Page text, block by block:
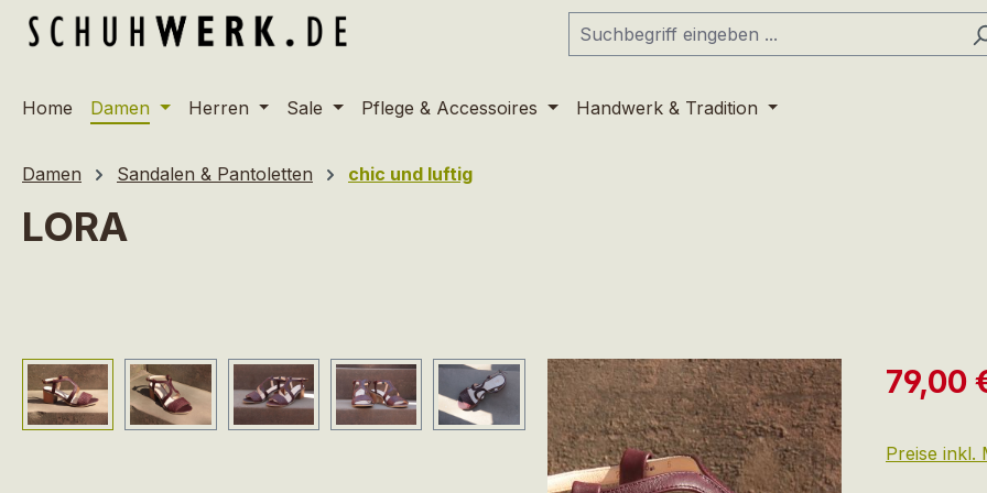
Hauptinhalt springen
Zur Suche springen
Zur Hauptnavigation springen
Home Damen Herren Sale Pflege & Accessoires Handwerk & Tradition
Damen Sandalen & Pantoletten chic und luftig
LORA
Bildergalerie überspringen 79,00
Preise inkl.